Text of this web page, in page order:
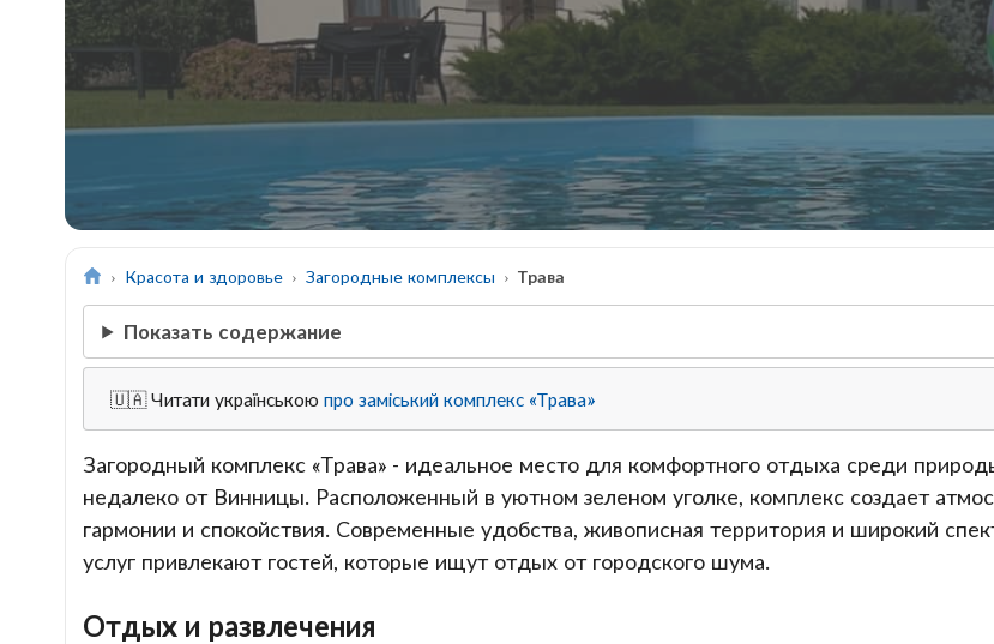
Красота и здоровье Загородные комплексы Трава
Показать содержание
🇺🇦 Читати українською про заміський комплекс «Трава»
Загородный комплекс «Трава» - идеальное место для комфортного отдыха среди
недалеко от Винницы. Расположенный в уютном зеленом уголке, комплекс создает
гармонии и спокойствия. Современные удобства, живописная территория и широкий
услуг привлекают гостей, которые ищут отдых от городского шума.
Отдых и развлечения